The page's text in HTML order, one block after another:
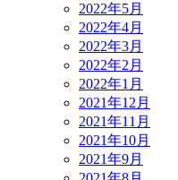
2022年5月
2022年4月
2022年3月
2022年2月
2022年1月
2021年12月
2021年11月
2021年10月
2021年9月